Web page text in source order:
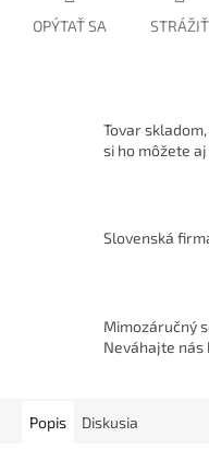
OPÝTAŤ SA STRÁŽIŤ
Tovar
si ho môžete
Slovenská
Mimozáručný
Neváhajte nás
Popis Diskusia